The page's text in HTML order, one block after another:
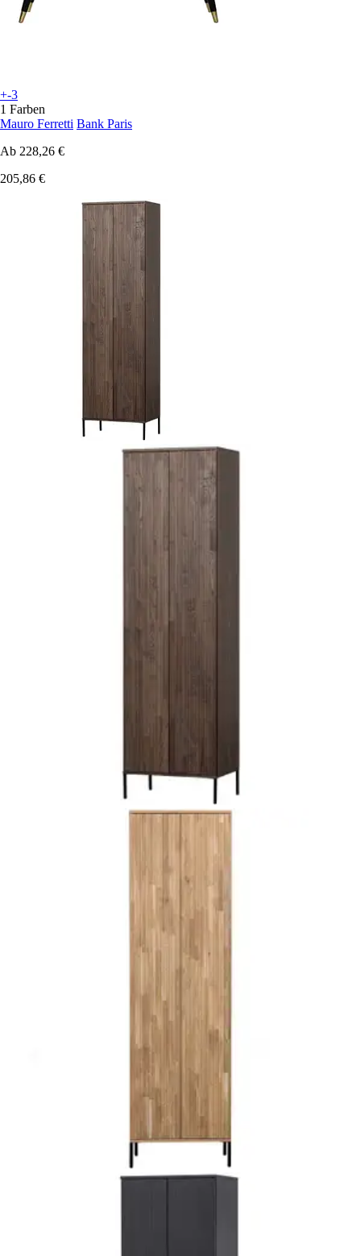
+-3
1 Farben
Mauro Ferretti Bank Paris
Ab 228,26 €
205,86 €